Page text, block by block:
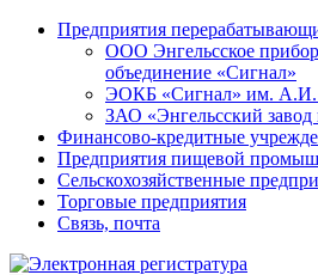
Предприятия
ООО Энгельсское
объединение «Сигнал»
ЭОКБ «Сигнал» им. А.И.
ЗАО «Энгельсский завод
Финансово-кредитные
Предприятия пищевой
Сельскохозяйственные
Торговые предприятия
Связь, почта